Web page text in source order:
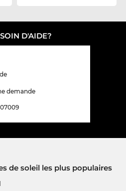
D'AIDE?
demande
de soleil les plus populaires